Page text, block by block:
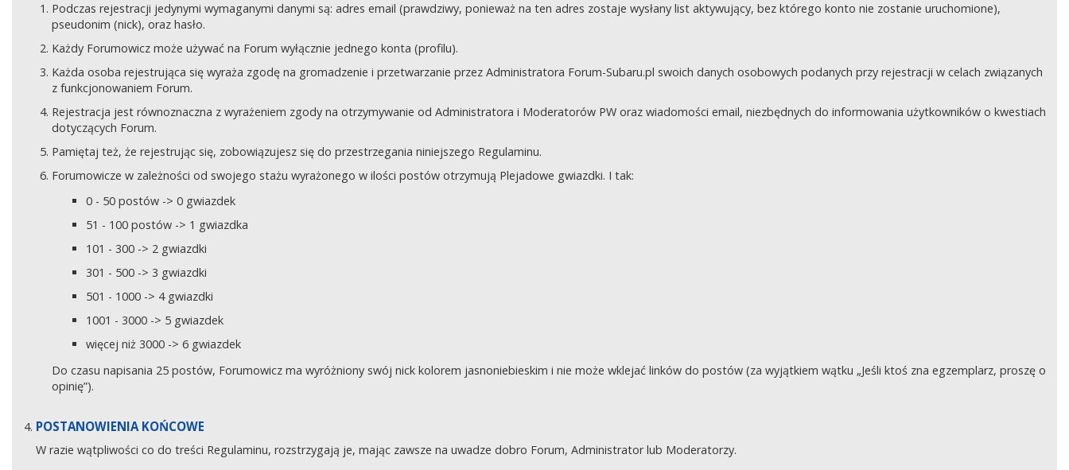
Podczas rejestracji jedynymi wymaganymi danymi są: adres email (prawdziwy, ponieważ na ten adres zostaje wysłany list aktywujący, bez którego konto nie zostanie uruchomione),
pseudonim (nick), oraz hasło.
Każdy Forumowicz może używać na Forum wyłącznie jednego konta (profilu).
Każda osoba rejestrująca się wyraża zgodę na gromadzenie i przetwarzanie przez Administratora Forum-Subaru.pl swoich danych osobowych podanych przy rejestracji w celach związanych
z funkcjonowaniem Forum.
Rejestracja jest równoznaczna z wyrażeniem zgody na otrzymywanie od Administratora i Moderatorów PW oraz wiadomości email, niezbędnych do informowania użytkowników o kwestiach
dotyczących Forum.
Pamiętaj też, że rejestrując się, zobowiązujesz się do przestrzegania niniejszego Regulaminu.
Forumowicze w zależności od swojego stażu wyrażonego w ilości postów otrzymują Plejadowe gwiazdki. I tak:
0 - 50 postów -> 0 gwiazdek
51 - 100 postów -> 1 gwiazdka
101 - 300 -> 2 gwiazdki
301 - 500 -> 3 gwiazdki
501 - 1000 -> 4 gwiazdki
1001 - 3000 -> 5 gwiazdek
więcej niż 3000 -> 6 gwiazdek
Do czasu napisania 25 postów, Forumowicz ma wyróżniony swój nick kolorem jasnoniebieskim i nie może wklejać linków do postów (za wyjątkiem wątku „Jeśli ktoś zna egzemplarz, proszę o
opinię”).
POSTANOWIENIA KOŃCOWE
W razie wątpliwości co do treści Regulaminu, rozstrzygają je, mając zawsze na uwadze dobro Forum, Administrator lub Moderatorzy.